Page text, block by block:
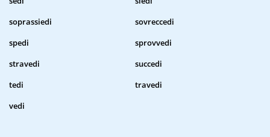
soprassiedi
sovreccedi
spedi
sprovvedi
stravedi
succedi
tedi
travedi
vedi